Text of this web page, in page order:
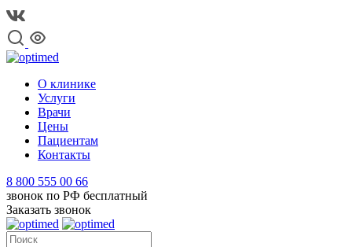
О клинике
Услуги
Врачи
Цены
Пациентам
Контакты
8 800 555 00 66
звонок по РФ бесплатный
Заказать звонок